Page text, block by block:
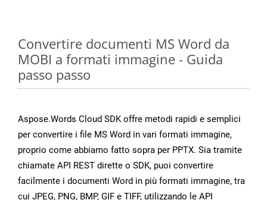
Convertire documenti MS Word da
MOBI a formati immagine - Guida
passo passo
Aspose.Words Cloud SDK offre metodi rapidi e semplici
per convertire i file MS Word in vari formati immagine,
proprio come abbiamo fatto sopra per PPTX. Sia tramite
chiamate API REST dirette o SDK, puoi convertire
facilmente i documenti Word in più formati immagine, tra
cui JPEG, PNG, BMP, GIF e TIFF, utilizzando le API